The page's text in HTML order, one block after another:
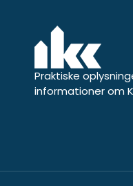
Praktiske
informationer om